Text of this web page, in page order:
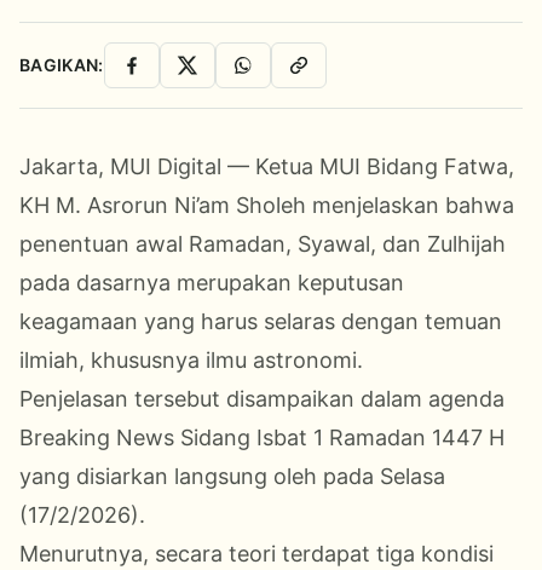
BAGIKAN: Facebook
X WhatsAppSalin Link
Jakarta, MUI Digital — Ketua MUI Bidang Fatwa,
KH M. Asrorun Ni’am Sholeh menjelaskan bahwa
penentuan awal Ramadan, Syawal, dan Zulhijah
pada dasarnya merupakan keputusan
keagamaan yang harus selaras dengan temuan
ilmiah, khususnya ilmu astronomi.
Penjelasan tersebut disampaikan dalam agenda
Breaking News Sidang Isbat 1 Ramadan 1447 H
yang disiarkan langsung oleh pada Selasa
(17/2/2026).
Menurutnya, secara teori terdapat tiga kondisi